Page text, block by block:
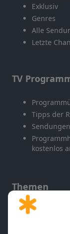
Exklusiv
Genres
Alle
Letzte
TV
Tipps der
kostenlos
Themen
Gott und